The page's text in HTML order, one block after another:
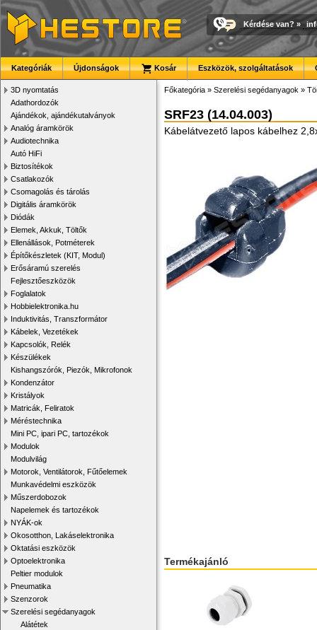
Kérdése van? »
Kategóriák Újdonságok Kosár Eszközök, szolgáltatások
3D nyomtatás
Adathordozók
Ajándékok, ajándékutalványok
Analóg áramkörök
Audiotechnika
Autó HiFi
Biztosítékok
Csatlakozók
Csomagolás és tárolás
Digitális áramkörök
Diódák
Elemek, Akkuk, Töltők
Ellenállások, Potméterek
Építőkészletek (KIT, Modul)
Erősáramú szerelés
Fejlesztőeszközök
Foglalatok
Hobbielektronika.hu
Induktivitás, Transzformátor
Kábelek, Vezetékek
Kapcsolók, Relék
Készülékek
Kishangszórók, Piezók, Mikrofonok
Kondenzátor
Kristályok
Matricák, Feliratok
Méréstechnika
Mini PC, ipari PC, tartozékok
Modulok
Modulvilág
Motorok, Ventilátorok, Fűtőelemek
Munkavédelmi eszközök
Műszerdobozok
Napelemek és tartozékok
NYÁK-ok
Okosotthon, Lakáselektronika
Oktatási eszközök
Optoelektronika
Peltier modulok
Pneumatika
Szenzorok
Szerelési segédanyagok
Alátétek
Főkategória » Szerelési segédanyagok »
SRF23 (14.04.003)
Kábelátvezető lapos kábelhez
Termékajánló